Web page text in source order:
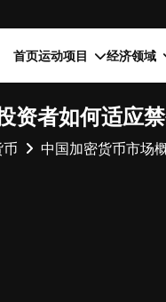
首页运动项目 经济领域
资者如何适应
中国加密货币市场